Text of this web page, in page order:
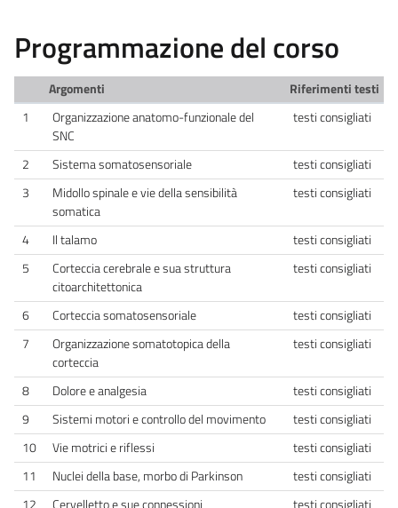
Programmazione del corso
Argomenti
Riferimenti testi
1
Organizzazione anatomo-funzionale del
SNC
testi consigliati
2 Sistema somatosensoriale
testi consigliati
3
Midollo spinale e vie della sensibilità
somatica
testi consigliati
4 Il talamo
testi consigliati
5
Corteccia cerebrale e sua struttura
citoarchitettonica
testi consigliati
6 Corteccia somatosensoriale
testi consigliati
7
Organizzazione somatotopica della
corteccia
testi consigliati
8 Dolore e analgesia
testi consigliati
9
Sistemi motori e controllo del movimento
testi consigliati
10
Vie motrici e riflessi
testi consigliati
11
Nuclei della base, morbo di Parkinson
testi consigliati